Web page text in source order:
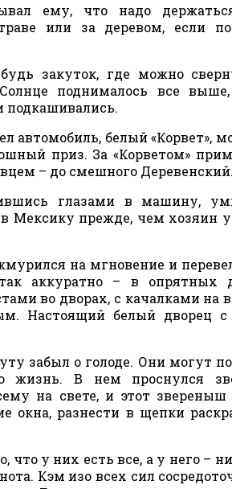
ему, что надо
или за деревом, если
закуток, где можно
поднималось все
подкашивались.
автомобиль, белый «Корвет»,
приз. За «Корветом»
– до смешного Деревенский.
глазами в машину,
Мексику прежде, чем хозяин
на мгновение и
аккуратно – в опрятных
во дворах, с качалками на
Настоящий белый дворец с
забыл о голоде. Они могут
В нем проснулся
на свете, и этот
окна, разнести в щепки
что у них есть все, а у него –
Кэм изо всех сил